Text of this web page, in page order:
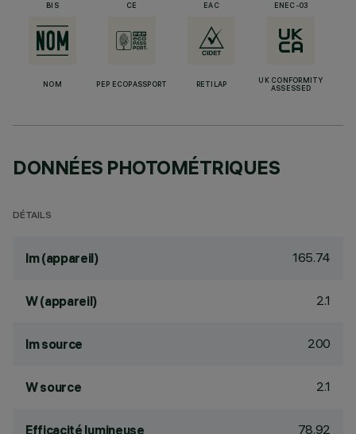
BIS CE EAC ENEC-03
NOM PEP ECOPASSPORT RETILAP
UK CONFORMITY
ASSESSED
DONNÉES PHOTOMÉTRIQUES
DÉTAILS
lm (appareil) 165.74
W (appareil) 2.1
lm source 200
W source 2.1
Efficacité lumineuse 78.92